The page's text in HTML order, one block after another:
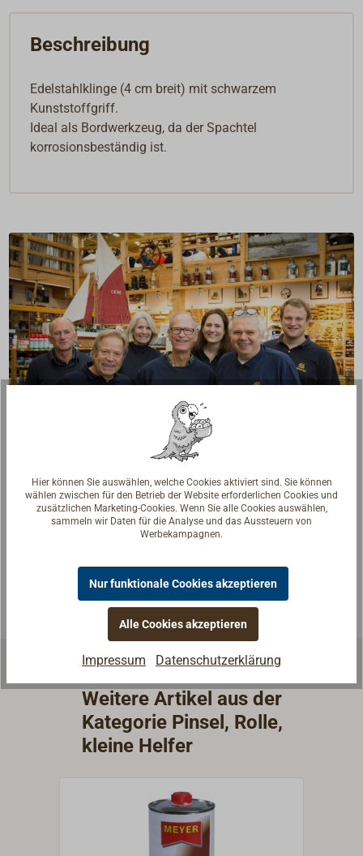
Beschreibung
Edelstahlklinge (4 cm breit) mit schwarzem
Kunststoffgriff.
Ideal als Bordwerkzeug, da der Spachtel
korrosionsbeständig ist.
Fragen zum Artikel?
Reden Sie mit Handwerkern, Bootsbauern und
Seglerinnen. Wir verstehen Ihre Fragen und geben die
Experten kontaktieren
Weitere Artikel aus der
Kategorie Pinsel, Rolle,
kleine Helfer
Hier können Sie auswählen, welche Cookies aktiviert sind. Sie können
wählen zwischen für den Betrieb der Website erforderlichen Cookies und
zusätzlichen Marketing-Cookies. Wenn Sie alle Cookies auswählen,
sammeln wir Daten für die Analyse und das Aussteuern von
Werbekampagnen.
Nur funktionale Cookies akzeptieren
Alle Cookies akzeptieren
Impressum Datenschutzerklärung